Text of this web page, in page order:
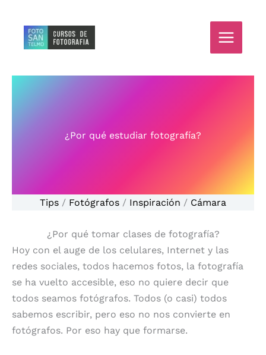
contenido
¿Por qué estudiar fotografía?
Tips / Fotógrafos / Inspiración / Cámara
¿Por qué tomar clases de fotografía?
Hoy con el auge de los celulares, Internet y las
redes sociales, todos hacemos fotos, la fotografía
se ha vuelto accesible, eso no quiere decir que
todos seamos fotógrafos. Todos (o casi) todos
sabemos escribir, pero eso no nos convierte en
fotógrafos. Por eso hay que formarse.